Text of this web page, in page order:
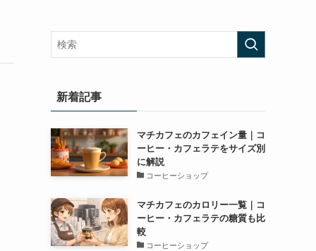
新着記事
マチカフェのカフェイン量｜コ
ーヒー・カフェラテをサイズ別
に解説
コーヒーショップ
マチカフェのカロリー一覧｜コ
ーヒー・カフェラテの糖質も比
較
コーヒーショップ